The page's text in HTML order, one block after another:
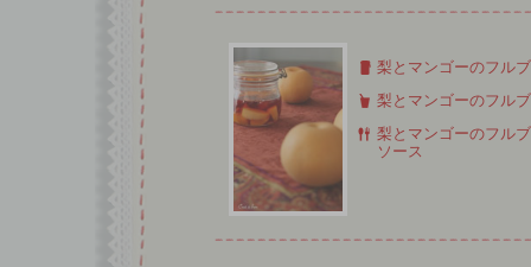
梨とマンゴーのフル
梨とマンゴーのフル
梨とマンゴーのフル
ソース